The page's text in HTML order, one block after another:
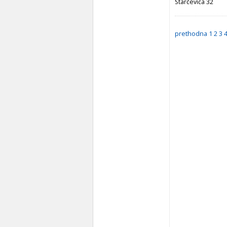
Starčevića 32
prethodna 1 2 3 4